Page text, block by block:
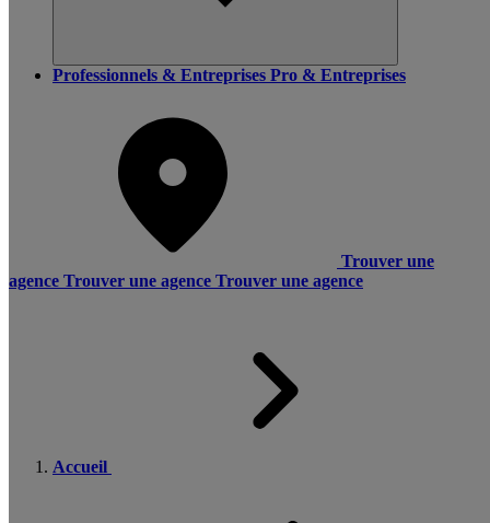
Professionnels & Entreprises Pro & Entreprises
Trouver une
agence Trouver une agence Trouver une agence
Accueil